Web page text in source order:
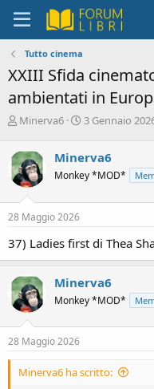
Tutto cinema
XXIII Sfida
ambientati in
C
e
a
t
o
r
e
i
s
c
u
s
e
Minerva6
D
a
d
i
z
i
o
3 Gennaio
Minerva6
Monkey *MOD*
28 Maggio 2026
37) Ladies first di Thea
Minerva6
Monkey *MOD*
28 Maggio 2026
Minerva6 ha scritto: